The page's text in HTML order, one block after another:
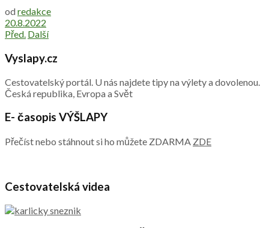
od redakce
20.8.2022
Před. Další
Vyslapy.cz
Cestovatelský portál. U nás najdete tipy na výlety a dovolenou.
Česká republika, Evropa a Svět
E- časopis VÝŠLAPY
Přečíst nebo stáhnout si ho můžete ZDARMA ZDE
Cestovatelská videa